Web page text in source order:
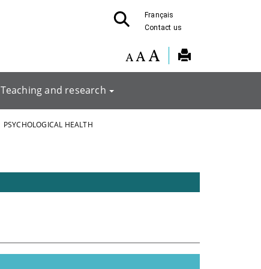
Français
Contact us
Teaching and research
PSYCHOLOGICAL HEALTH